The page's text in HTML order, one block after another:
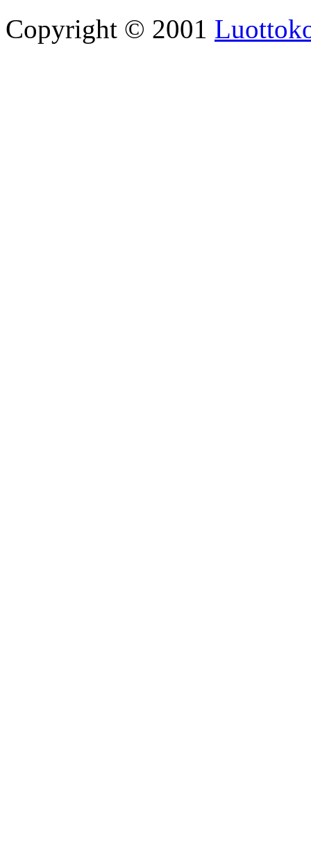
Copyright © 2001